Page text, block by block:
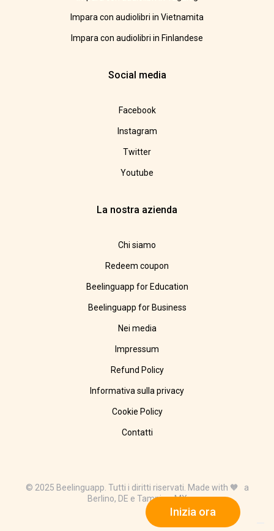
Inizia ora
Impara con audiolibri in Vietnamita
Impara con audiolibri in Finlandese
Social media
Facebook
Instagram
Twitter
Youtube
La nostra azienda
Chi siamo
Redeem coupon
Beelinguapp for Education
Beelinguapp for Business
Nei media
Impressum
Refund Policy
Informativa sulla privacy
Cookie Policy
Contatti
© 2025 Beelinguapp. Tutti i diritti riservati. Made with 🧡 a
Berlino, DE e Tampico, MX